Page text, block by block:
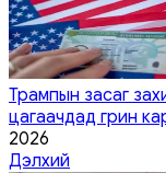
Трампын засаг
цагаачдад грин
2026
Дэлхий